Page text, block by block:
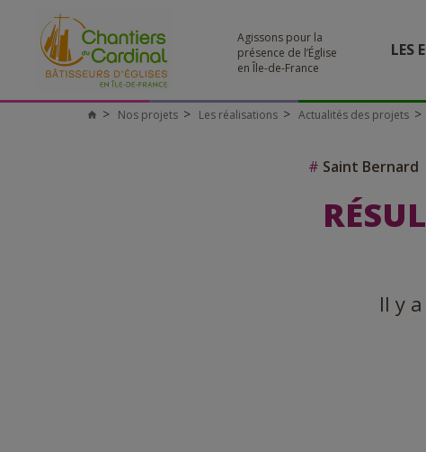
Agissons pour la
présence de l’Église
en Île-de-France
LES
Nos projets Les réalisations Actualités des projets
# Saint Bernard
Il y